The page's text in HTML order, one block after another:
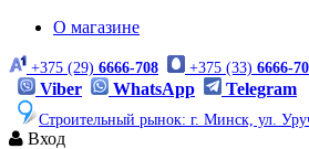
О магазине
+375 (29) 6666-708 +375 (33) 6666-
Viber WhatsApp Telegram
Строительный рынок: г. Минск, ул.
Вход